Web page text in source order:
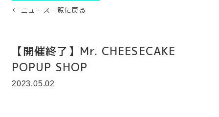
← ニュース一覧に戻る
【開催終了】Mr. CHEESECAKE
POPUP SHOP
2023.05.02